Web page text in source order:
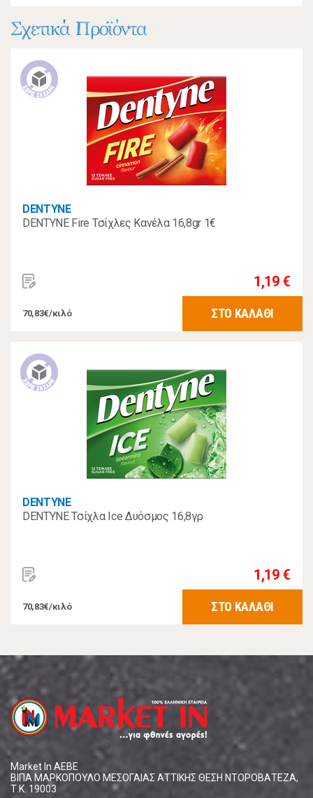
Σχετικά Προϊόντα
DENTYNE
DENTYNE Fire Τσίχλες Κανέλα 16,8gr 1€
1,19 €
70,83€/κιλό ΣΤΟ ΚΑΛΑΘΙ
DENTYNE
DENTYNE Τσίχλα Ice Δυόσμος 16,8γρ
1,19 €
70,83€/κιλό ΣΤΟ ΚΑΛΑΘΙ
Market In ΑΕΒΕ
ΒΙΠΑ ΜΑΡΚΟΠΟΥΛΟ ΜΕΣΟΓΑΙΑΣ ΑΤΤΙΚΗΣ ΘΕΣΗ ΝΤΟΡΟΒΑΤΕΖΑ,
Τ.Κ. 19003